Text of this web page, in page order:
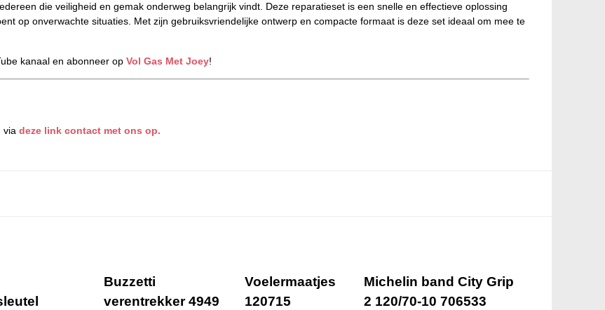
die veiligheid en gemak onderweg belangrijk vindt. Deze reparatieset is een snelle en effectieve oplossing
op onverwachte situaties. Met zijn gebruiksvriendelijke ontwerp en compacte formaat is deze set ideaal om mee te
kanaal en abonneer op Vol Gas Met Joey!
via deze link contact met ons op.
Buzzetti
verentrekker 4949
Voelermaatjes
120715
Michelin band City Grip
2 120/70-10 706533